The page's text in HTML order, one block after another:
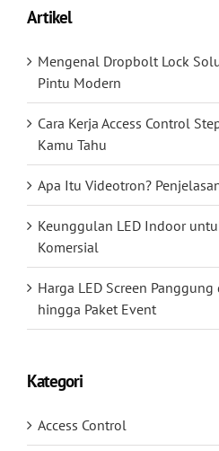
Artikel
Mengenal Dropbolt Lock
Pintu Modern
Cara Kerja Access Control
Kamu Tahu
Apa Itu Videotron?
Keunggulan LED Indoor
Komersial
Harga LED Screen
hingga Paket Event
Kategori
Access Control